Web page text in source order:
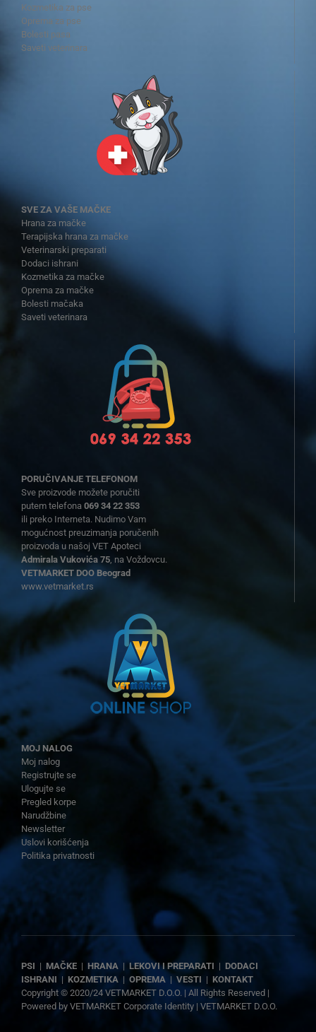
Kozmetika za pse
Oprema za pse
Bolesti pasa
Saveti veterinara
SVE ZA VAŠE MAČKE
Hrana za mačke
Terapijska hrana za mačke
Veterinarski preparati
Dodaci ishrani
Kozmetika za mačke
Oprema za mačke
Bolesti mačaka
Saveti veterinara
PORUČIVANJE TELEFONOM
Sve proizvode možete poručiti
putem telefona 069 34 22 353
ili preko Interneta. Nudimo Vam
mogućnost preuzimanja poručenih
proizvoda u našoj VET Apoteci
Admirala Vukovića 75, na Voždovcu.
VETMARKET DOO Beograd
www.vetmarket.rs
MOJ NALOG
Moj nalog
Registrujte se
Ulogujte se
Pregled korpe
Narudžbine
Newsletter
Uslovi korišćenja
Politika privatnosti
PSI | MAČKE| HRANA | LEKOVI I PREPARATI | DODACI
ISHRANI | KOZMETIKA | OPREMA | VESTI | KONTAKT
Copyright © 2020/24 VETMARKET D.O.O. | All Rights Reserved |
Powered by VETMARKET Corporate Identity| VETMARKET D.O.O.